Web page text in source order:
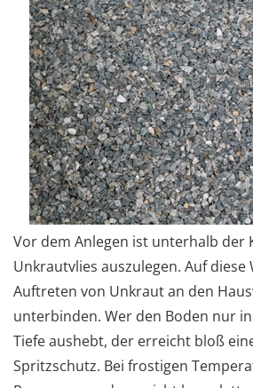
Vor dem Anlegen ist unterhalb der
Unkrautvlies auszulegen. Auf diese
Auftreten von Unkraut an den
unterbinden. Wer den Boden nur
Tiefe aushebt, der erreicht bloß
Spritzschutz. Bei frostigen